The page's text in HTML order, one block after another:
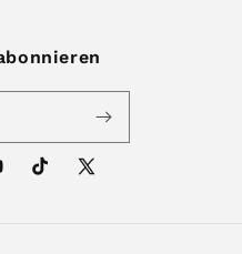
TikTok
X